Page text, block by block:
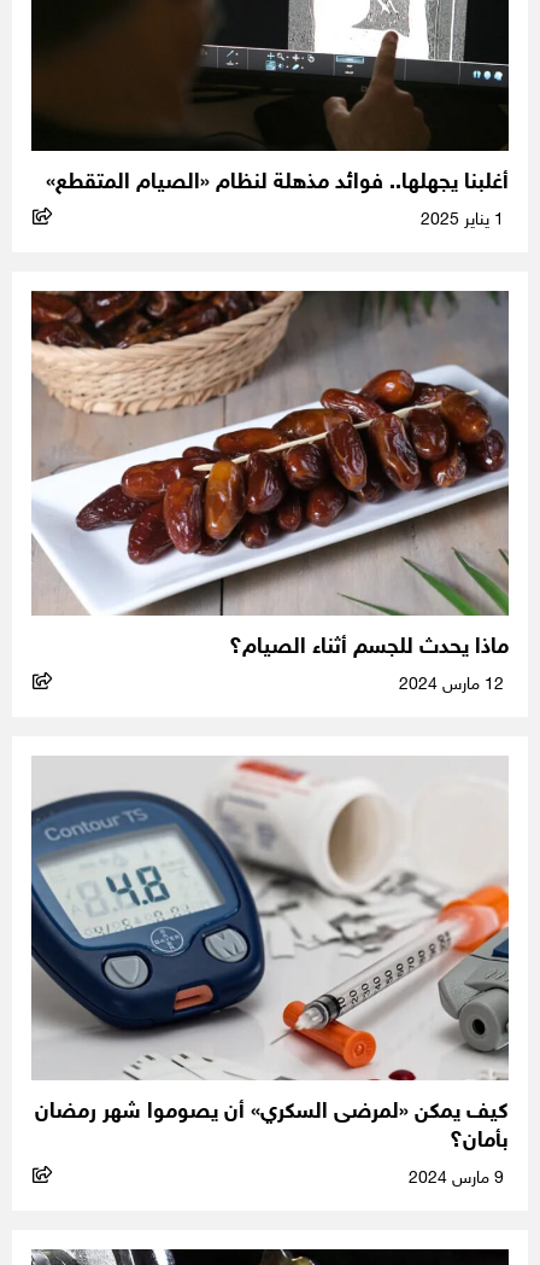
أغلبنا يجهلها.. فوائد مذهلة لنظام «الصيام المتقطع»
ماذا يحدث للجسم أثناء الصيام؟
كيف يمكن «لمرضى السكري» أن يصوموا شهر رمضان
بأمان؟